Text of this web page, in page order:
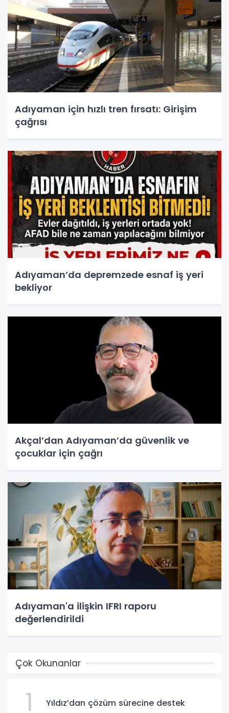
Adıyaman için hızlı tren fırsatı: Girişim
çağrısı
Adıyaman’da depremzede esnaf iş yeri
bekliyor
Akçal’dan Adıyaman’da güvenlik ve
çocuklar için çağrı
Adıyaman'a ilişkin IFRI raporu
değerlendirildi
Çok Okunanlar
1 Yıldız’dan çözüm sürecine destek